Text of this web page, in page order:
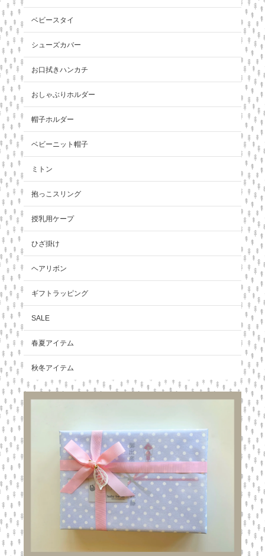
ベビースタイ
シューズカバー
お口拭きハンカチ
おしゃぶりホルダー
帽子ホルダー
ベビーニット帽子
ミトン
抱っこスリング
授乳用ケープ
ひざ掛け
ヘアリボン
ギフトラッピング
SALE
春夏アイテム
秋冬アイテム